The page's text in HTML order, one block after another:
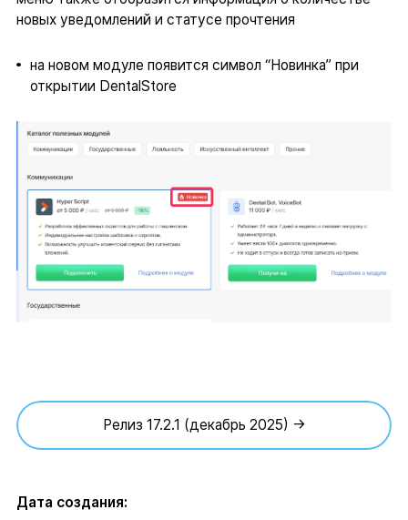
новых уведомлений и статусе прочтения
на новом модуле появится символ “Новинка” при
открытии DentalStore
Релиз 17.2.1 (декабрь 2025) →
Дата создания: